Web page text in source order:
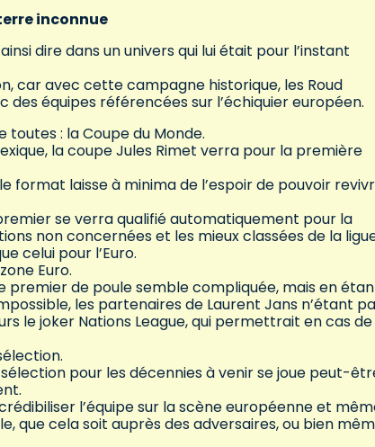
inconnue
dire dans un univers qui lui était pour l’instant
car avec cette campagne historique, les Roud
équipes référencées sur l’échiquier européen.
: la Coupe du Monde.
la coupe Jules Rimet verra pour la première
format laisse à minima de l’espoir de pouvoir
se verra qualifié automatiquement pour la
non concernées et les mieux classées de la
celui pour l’Euro.
Euro.
premier de poule semble compliquée, mais en
les partenaires de Laurent Jans n’étant
le joker Nations League, qui permettrait en cas de
pour les décennies à venir se joue peut-
l’équipe sur la scène européenne et
que cela soit auprès des adversaires, ou bien